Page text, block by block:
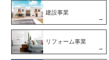
建設事業
リフォーム事業